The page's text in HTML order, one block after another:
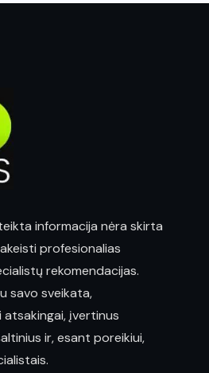
informacija nėra skirta
profesionalias
rekomendacijas.
savo sveikata,
įvertinus
ir, esant poreikiui,